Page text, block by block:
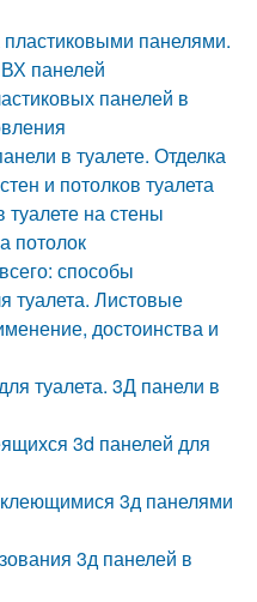
пластиковыми панелями.
панелей
панелей в
в туалете. Отделка
и потолков туалета
туалете на стены
потолок
способы
туалета. Листовые
достоинства и
туалета. 3Д панели в
3d панелей для
3д панелями
3д панелей в